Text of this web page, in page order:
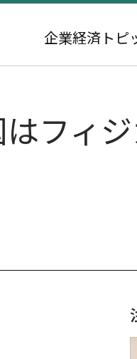
企業経済 トピ
フィ